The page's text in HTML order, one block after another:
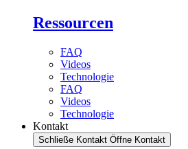
Ressourcen
FAQ
Videos
Technologie
FAQ
Videos
Technologie
Kontakt
Schließe Kontakt Öffne Kontakt